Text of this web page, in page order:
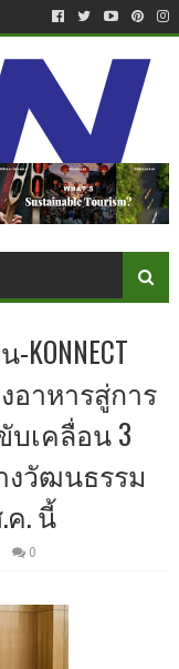
อาหารสู่การ
บเคลื่อน 3
งวัฒนธรรม
ค. นี้
0